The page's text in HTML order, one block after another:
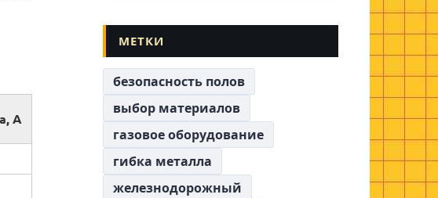
А
МЕТКИ
безопасность полов
выбор материалов
газовое оборудование
гибка металла
железнодорожный